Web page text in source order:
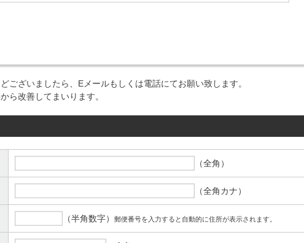
ございましたら、Eメールもしくは電話にてお願い致します。
ら改善してまいります。
（全角）
（全角カナ）
（半角数字） 郵便番号を入力すると自動的に住所が表示されます。